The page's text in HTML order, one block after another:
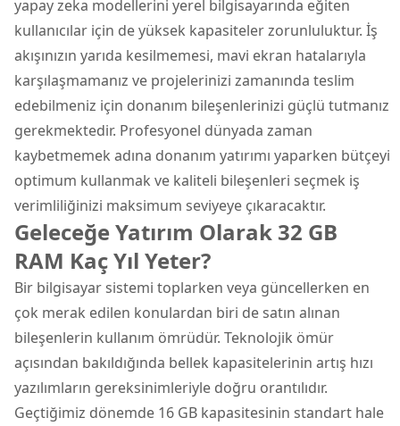
yapay zeka modellerini yerel bilgisayarında eğiten
kullanıcılar için de yüksek kapasiteler zorunluluktur. İş
akışınızın yarıda kesilmemesi, mavi ekran hatalarıyla
karşılaşmamanız ve projelerinizi zamanında teslim
edebilmeniz için donanım bileşenlerinizi güçlü tutmanız
gerekmektedir. Profesyonel dünyada zaman
kaybetmemek adına donanım yatırımı yaparken bütçeyi
optimum kullanmak ve kaliteli bileşenleri seçmek iş
verimliliğinizi maksimum seviyeye çıkaracaktır.
Geleceğe Yatırım Olarak 32 GB
RAM Kaç Yıl Yeter?
Bir bilgisayar sistemi toplarken veya güncellerken en
çok merak edilen konulardan biri de satın alınan
bileşenlerin kullanım ömrüdür. Teknolojik ömür
açısından bakıldığında bellek kapasitelerinin artış hızı
yazılımların gereksinimleriyle doğru orantılıdır.
Geçtiğimiz dönemde 16 GB kapasitesinin standart hale